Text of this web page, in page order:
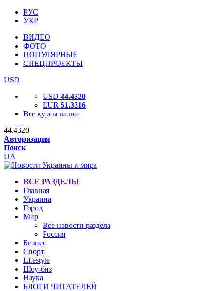
РУС
УКР
ВИДЕО
ФОТО
ПОПУЛЯРНЫЕ
СПЕЦПРОЕКТЫ
USD
USD 44.4320
EUR 51.3316
Все курсы валют
44.4320
Авторизация
Поиск
UA
ВСЕ РАЗДЕЛЫ
Главная
Украина
Город
Мир
Все новости раздела
Россия
Бизнес
Спорт
Lifestyle
Шоу-биз
Наука
БЛОГИ ЧИТАТЕЛЕЙ